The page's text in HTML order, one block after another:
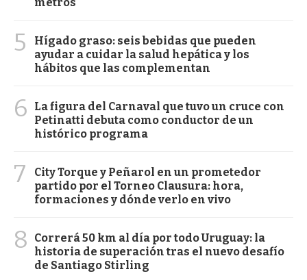
5
Hígado graso: seis bebidas que pueden
ayudar a cuidar la salud hepática y los
hábitos que las complementan
6
La figura del Carnaval que tuvo un cruce con
Petinatti debuta como conductor de un
histórico programa
7
City Torque y Peñarol en un prometedor
partido por el Torneo Clausura: hora,
formaciones y dónde verlo en vivo
8
Correrá 50 km al día por todo Uruguay: la
historia de superación tras el nuevo desafío
de Santiago Stirling